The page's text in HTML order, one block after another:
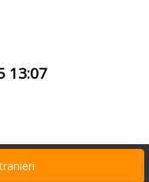
13:07